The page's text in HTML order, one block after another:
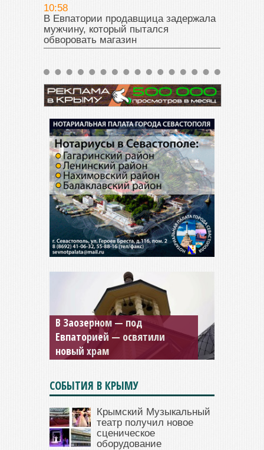
10:58
В Евпатории продавщица задержала
мужчину, который пытался
обворовать магазин
Мужской монастырь Косьмы
и Дамиана в Крыму вновь
открыт для посещения
СОБЫТИЯ В КРЫМУ
Крымский Музыкальный
театр получил новое
сценическое
оборудование